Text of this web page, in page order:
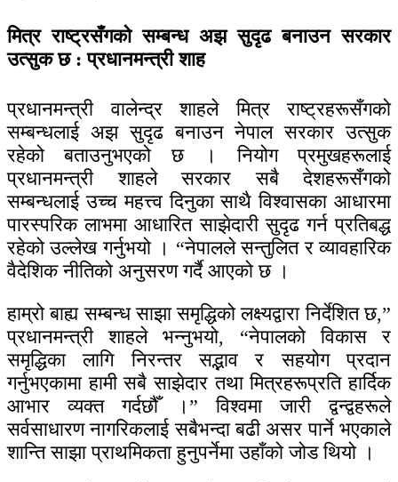
मित्र राष्ट्रसँगको सम्बन्ध अझ सुदृढ बनाउन सरकार
उत्सुक छ : प्रधानमन्त्री शाह
प्रधानमन्त्री वालेन्द्र शाहले मित्र राष्ट्रहरूसँगको
सम्बन्धलाई अझ सुदृढ बनाउन नेपाल सरकार उत्सुक
रहेको बताउनुभएको छ । नियोग प्रमुखहरूलाई
प्रधानमन्त्री शाहले सरकार सबै देशहरूसँगको
सम्बन्धलाई उच्च महत्त्व दिनुका साथै विश्वासका आधारमा
पारस्परिक लाभमा आधारित साझेदारी सुदृढ गर्न प्रतिबद्ध
रहेको उल्लेख गर्नुभयो । “नेपालले सन्तुलित र व्यावहारिक
वैदेशिक नीतिको अनुसरण गर्दै आएको छ ।
हाम्रो बाह्य सम्बन्ध साझा समृद्धिको लक्ष्यद्वारा निर्देशित छ,”
प्रधानमन्त्री शाहले भन्नुभयो, “नेपालको विकास र
समृद्धिका लागि निरन्तर सद्भाव र सहयोग प्रदान
गर्नुभएकामा हामी सबै साझेदार तथा मित्रहरूप्रति हार्दिक
आभार व्यक्त गर्दछौँ ।” विश्वमा जारी द्वन्द्वहरूले
सर्वसाधारण नागरिकलाई सबैभन्दा बढी असर पार्ने भएकाले
शान्ति साझा प्राथमिकता हुनुपर्नेमा उहाँको जोड थियो ।